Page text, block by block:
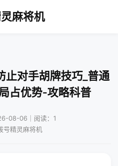
麻将机
止对手胡牌技巧_普通
占优势-攻略科普
08-06｜阅读：1
号精灵麻将机